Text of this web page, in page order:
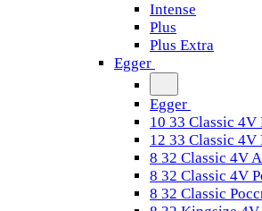
Intense
Plus
Plus Extra
Egger
Egger
10 33 Classic 4V
12 33 Classic 4V
8 32 Classic 4V
8 32 Classic 4V
8 32 Classic